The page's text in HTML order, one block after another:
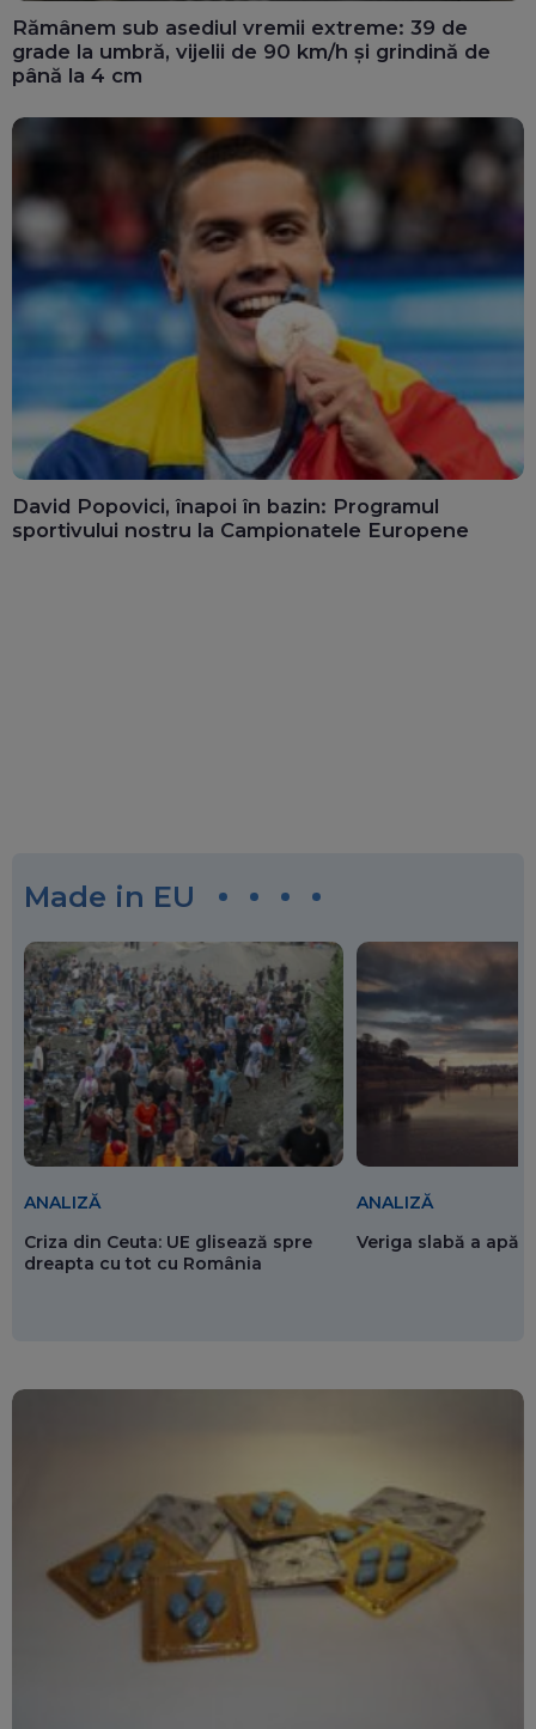
Rămânem sub asediul vremii extreme: 39 de
grade la umbră, vijelii de 90 km/h și grindină de
până la 4 cm
David Popovici, înapoi în bazin: Programul
sportivului nostru la Campionatele Europene
Made in EU
ANALIZĂ
Criza din Ceuta: UE glisează spre
dreapta cu tot cu România
ANALIZĂ
Veriga slabă a